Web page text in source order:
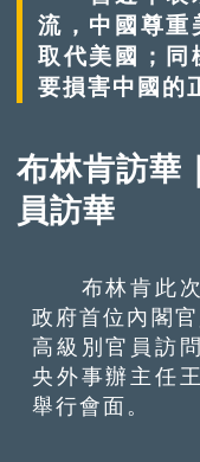
流，中國尊重
取代美國；同
要損害中國的
布林肯訪華
員訪華
布林肯此次
政府首位內閣
高級別官員訪
央外事辦主任
舉行會面。